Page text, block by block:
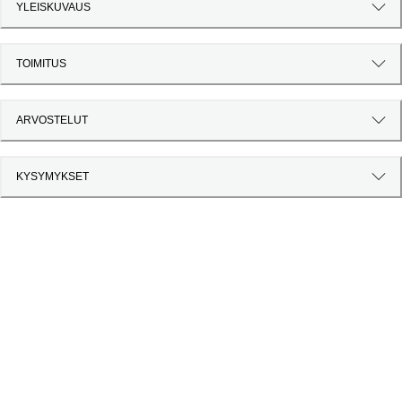
YLEISKUVAUS
TOIMITUS
ARVOSTELUT
KYSYMYKSET